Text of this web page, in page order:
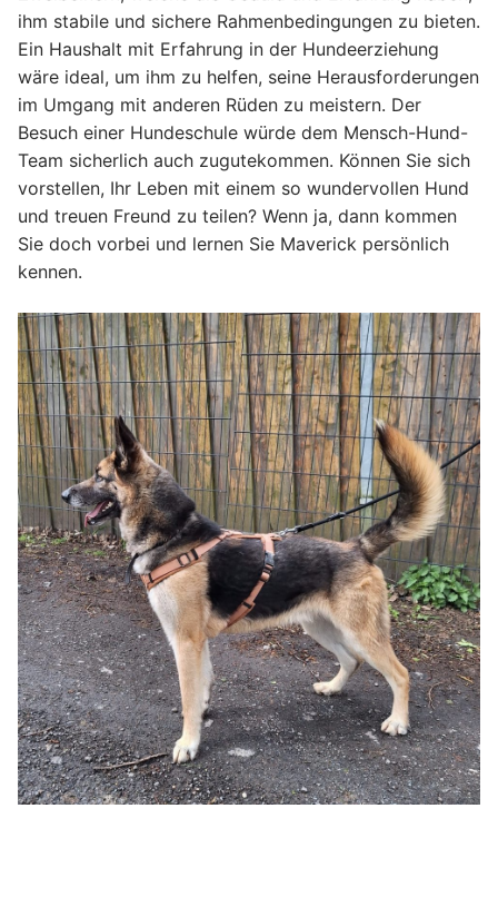
ihm stabile und sichere Rahmenbedingungen zu bieten.
Ein Haushalt mit Erfahrung in der Hundeerziehung
wäre ideal, um ihm zu helfen, seine Herausforderungen
im Umgang mit anderen Rüden zu meistern. Der
Besuch einer Hundeschule würde dem Mensch-Hund-
Team sicherlich auch zugutekommen. Können Sie sich
vorstellen, Ihr Leben mit einem so wundervollen Hund
und treuen Freund zu teilen? Wenn ja, dann kommen
Sie doch vorbei und lernen Sie Maverick persönlich
kennen.